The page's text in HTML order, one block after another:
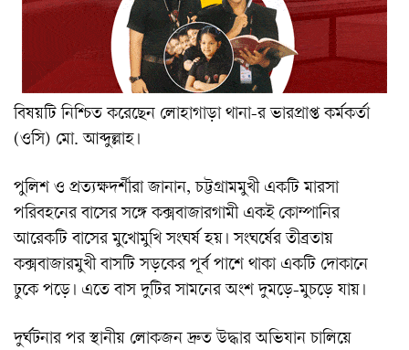
বিষয়টি নিশ্চিত করেছেন লোহাগাড়া থানা-র ভারপ্রাপ্ত কর্মকর্তা
(ওসি) মো. আব্দুল্লাহ।
পুলিশ ও প্রত্যক্ষদর্শীরা জানান, চট্টগ্রামমুখী একটি মারসা
পরিবহনের বাসের সঙ্গে কক্সবাজারগামী একই কোম্পানির
আরেকটি বাসের মুখোমুখি সংঘর্ষ হয়। সংঘর্ষের তীব্রতায়
কক্সবাজারমুখী বাসটি সড়কের পূর্ব পাশে থাকা একটি দোকানে
ঢুকে পড়ে। এতে বাস দুটির সামনের অংশ দুমড়ে-মুচড়ে যায়।
দুর্ঘটনার পর স্থানীয় লোকজন দ্রুত উদ্ধার অভিযান চালিয়ে